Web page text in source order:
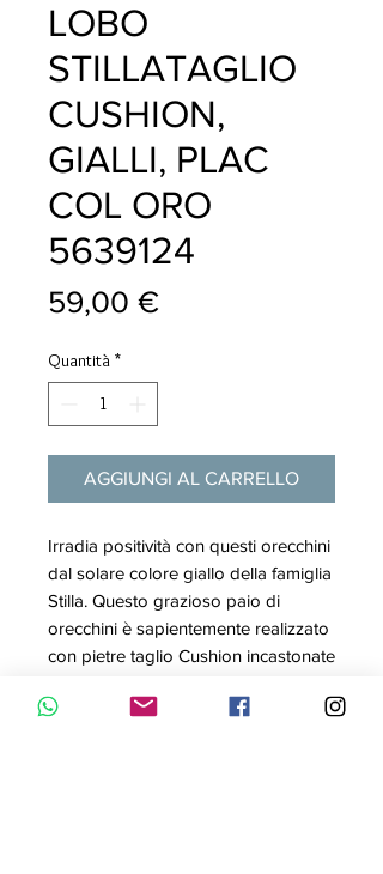
LOBO
STILLATAGLIO
CUSHION,
GIALLI, PLAC
COL ORO
5639124
59,00 €Prezzo
Quantità *
AGGIUNGI AL CARRELLO
Irradia positività con questi orecchini
dal solare colore giallo della famiglia
Stilla. Questo grazioso paio di
orecchini è sapientemente realizzato
con pietre taglio Cushion incastonate
diversi piercing, divertiti ancora di più